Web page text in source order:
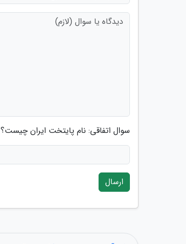
سوال اتفاقی: نام پایتخت ایران چیست؟
ارسال